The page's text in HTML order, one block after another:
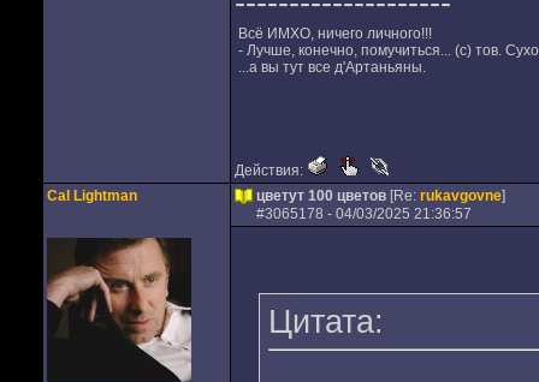
Всё ИМХО, ничего личного!!!
- Лучше, конечно, помучиться... (с) тов.
...а вы тут все д'Артаньяны.
Действия:
Cal Lightman
цветут 100 цветов [Re: rukavgovne]
#3065178 - 04/03/2025 21:36:57
Цитата: